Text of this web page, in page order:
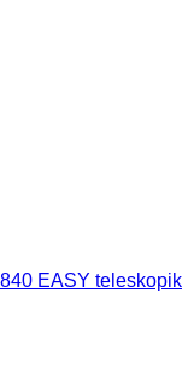
EASY teleskopik